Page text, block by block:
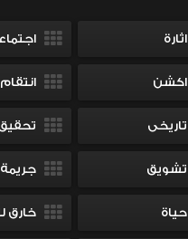
اثارة
اكشن انتقام
تاريخى
تشويق جريمة
حياة خارق